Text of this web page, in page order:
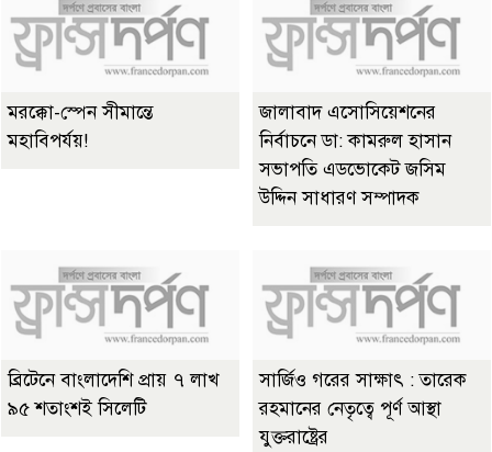
মরক্কো-স্পেন সীমান্তে
মহাবিপর্যয়!
জালাবাদ এসোসিয়েশনের
নির্বাচনে ডা: কামরুল হাসান
সভাপতি এডভোকেট জসিম
উদ্দিন সাধারণ সম্পাদক
ব্রিটেনে বাংলাদেশি প্রায় ৭ লাখ
৯৫ শতাংশই সিলেটি
সার্জিও গরের সাক্ষাৎ : তারেক
রহমানের নেতৃত্বে পূর্ণ আস্থা
যুক্তরাষ্ট্রের